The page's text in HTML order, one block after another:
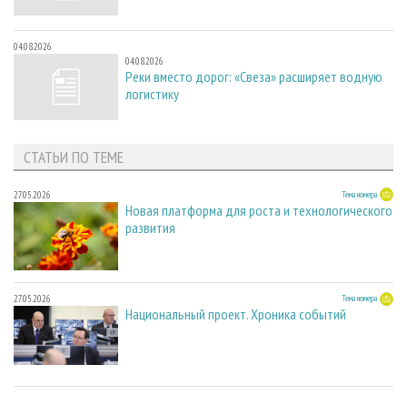
04.08.2026
04.08.2026
Реки вместо дорог: «Свеза» расширяет водную
логистику
СТАТЬИ ПО ТЕМЕ
27.05.2026 Тема номера
Новая платформа для роста и технологического
развития
27.05.2026 Тема номера
Национальный проект. Хроника событий